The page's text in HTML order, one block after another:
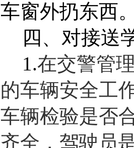
车窗外扔东西
四、对接送
1.在交警管
的车辆安全工
车辆检验是否
齐全， 驾驶员